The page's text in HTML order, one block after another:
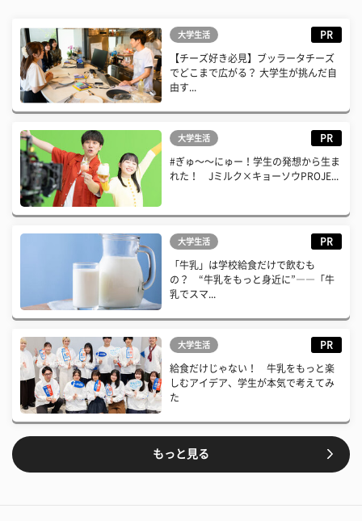
大学生活 PR
【チーズ好き必見】ブッラータチーズ
でどこまで広がる？ 大学生が挑んだ自
由す...
大学生活 PR
#ぎゅ〜〜にゅー！学生の発想から生ま
れた！ Jミルク×キョーソウPROJE...
大学生活 PR
「牛乳」は学校給食だけで飲むも
の？ “牛乳をもっと身近に”――「牛
乳でスマ...
大学生活 PR
給食だけじゃない！ 牛乳をもっと楽
しむアイデア、学生が本気で考えてみ
た
もっと見る